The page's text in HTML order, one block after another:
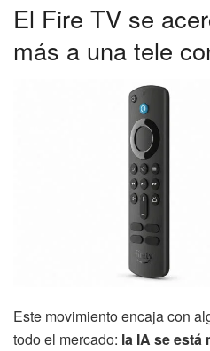
El Fire TV se
más a una tele
Este movimiento encaja con
todo el mercado: la IA se está